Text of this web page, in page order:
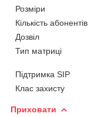
Розміри
Кількість абонентів
Дозвіл
Тип матриці
Підтримка SIP
Клас захисту
Приховати